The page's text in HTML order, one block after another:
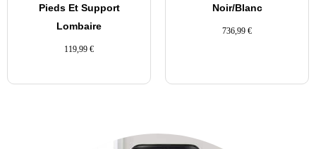
Pieds Et Support
Lombaire
119,99 €
Noir/Blanc
736,99 €